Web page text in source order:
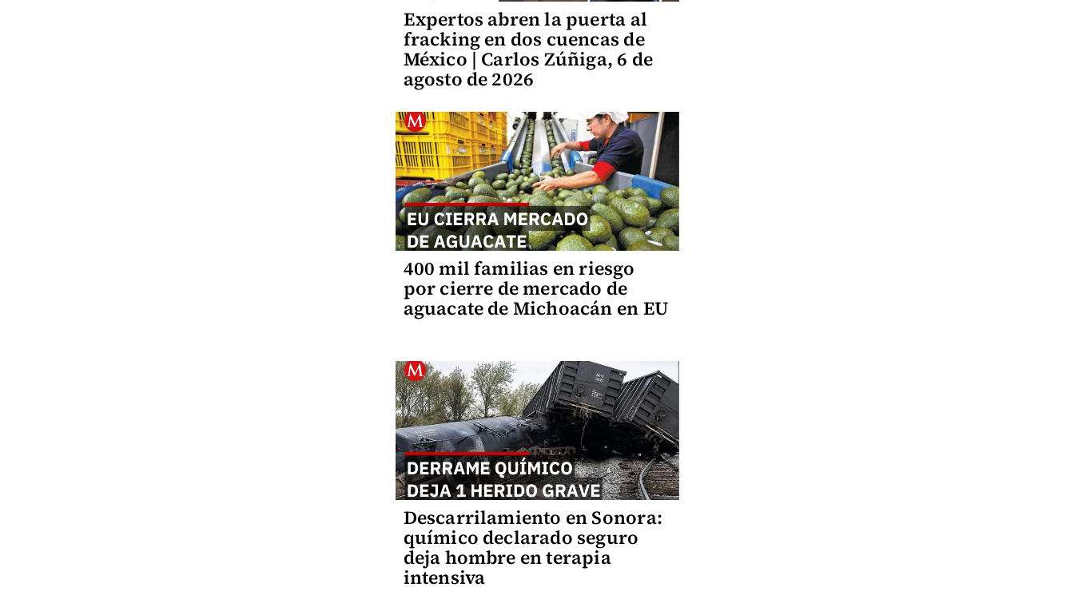
Expertos abren la puerta al
fracking en dos cuencas de
México | Carlos Zúñiga, 6 de
agosto de 2026
400 mil familias en riesgo
por cierre de mercado de
aguacate de Michoacán en EU
Descarrilamiento en Sonora:
químico declarado seguro
deja hombre en terapia
intensiva